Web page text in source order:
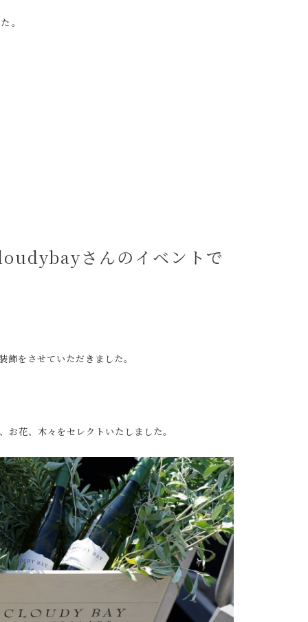
。
さんのイベントで
をさせていただきました。
花、木々をセレクトいたしました。